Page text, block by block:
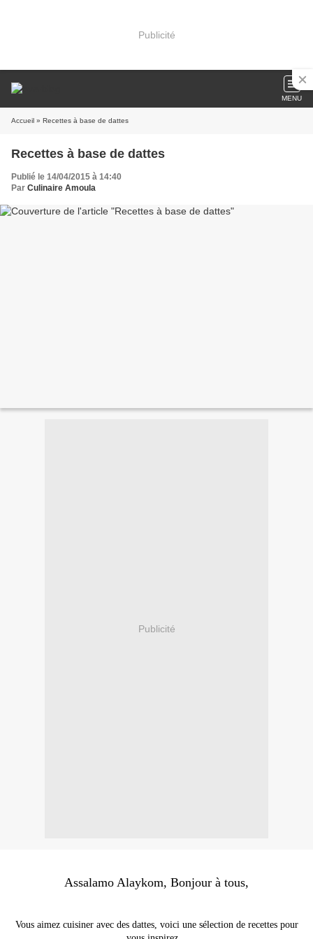
Publicité
MENU
Accueil » Recettes à base de dattes
Recettes à base de dattes
Publié le 14/04/2015 à 14:40
Par Culinaire Amoula
Publicité
Assalamo Alaykom, Bonjour à tous,
Vous aimez cuisiner avec des dattes, voici une sélection de recettes pour